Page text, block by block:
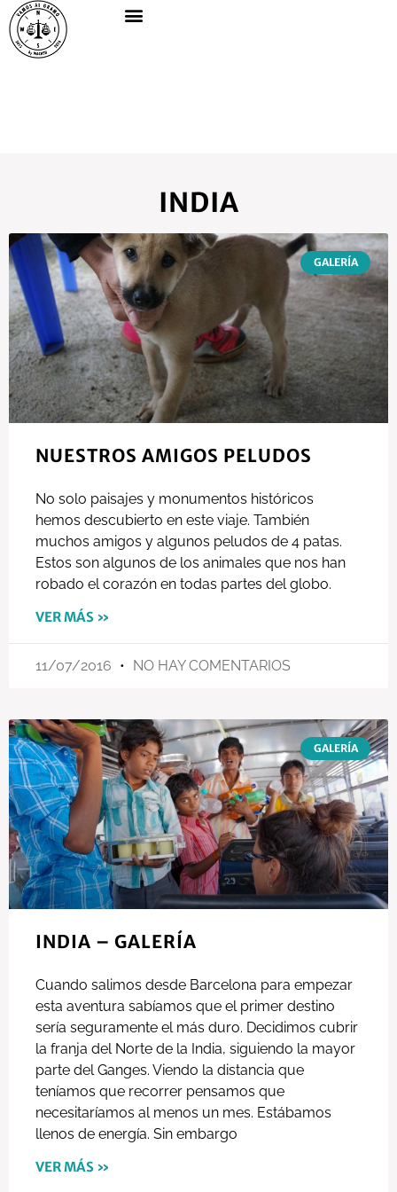
INDIA
GALERÍA
NUESTROS AMIGOS PELUDOS
No solo paisajes y monumentos históricos
hemos descubierto en este viaje. También
muchos amigos y algunos peludos de 4 patas.
Estos son algunos de los animales que nos han
robado el corazón en todas partes del globo.
VER MÁS »
11/07/2016 NO HAY COMENTARIOS
GALERÍA
INDIA – GALERÍA
Cuando salimos desde Barcelona para empezar
esta aventura sabíamos que el primer destino
sería seguramente el más duro. Decidimos cubrir
la franja del Norte de la India, siguiendo la mayor
parte del Ganges. Viendo la distancia que
teníamos que recorrer pensamos que
necesitaríamos al menos un mes. Estábamos
llenos de energía. Sin embargo
VER MÁS »